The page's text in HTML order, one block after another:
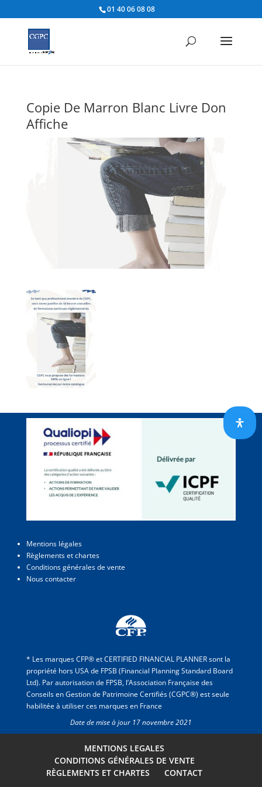
01 40 06 08 08
Copie De Marron Blanc Livre Don
Affiche
Mentions légales
Règlements et chartes
Conditions générales de vente
Nous contacter
* Les marques CFP® et CERTIFIED FINANCIAL PLANNER sont la
propriété hors USA de FPSB (Financial Planning Standard Board
Ltd). Par autorisation de FPSB, l’Association Française des
Conseils en Gestion de Patrimoine Certifiés (CGPC®) est seule
habilitée à utiliser ces marques en France
Date de mise à jour 17 novembre 2021
MENTIONS LEGALES
CONDITIONS GÉNÉRALES DE VENTE
RÈGLEMENTS ET CHARTES
CONTACT